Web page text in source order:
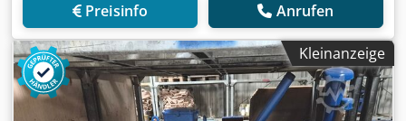
Preisinfo Anrufen
Kleinanzeige